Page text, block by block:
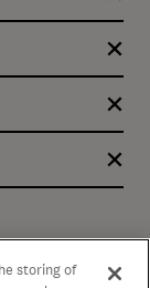
storing of